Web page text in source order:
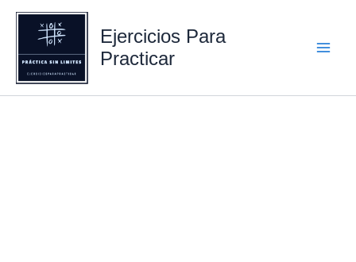
Ejercicios Para
Practicar